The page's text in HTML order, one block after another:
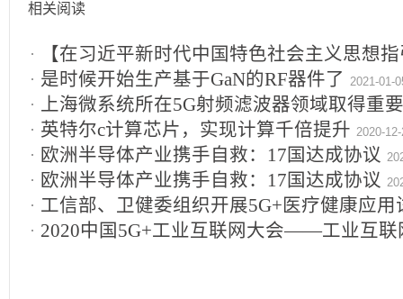
相关阅读
【在习近平新时代中国特色社会主义思想
加速中国新型工业化进程 2021-01-12
是时候开始生产基于GaN的RF器件了 2021-01-
上海微系统所在5G射频滤波器领域取得重
英特尔c计算芯片，实现计算千倍提升 2020-
欧洲半导体产业携手自救：17国达成协议
欧洲半导体产业携手自救：17国达成协议
工信部、卫健委组织开展5G+医疗健康应
2020-11-27
2020中国5G+工业互联网大会——工业互联